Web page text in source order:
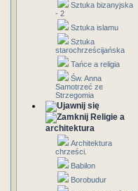
Sztuka bizanyjska
- 2
Sztuka islamu
Sztuka
starochrześcijańska
Tańce a religia
Św. Anna
Samotrzeć ze
Strzegomia
Religie a
architektura
Architektura
chrześci.
Babilon
Borobudur